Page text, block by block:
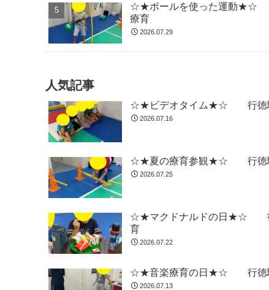
☆★ボールを使った運動★☆
療育
2026.07.29
人気記事
☆★ビデオタイム★☆ 行徳
2026.07.16
☆★夏の療育参観★☆ 行徳
2026.07.25
☆★マクドナルドの日★☆ 行
育
2026.07.22
☆★音楽療育の日★☆ 行徳
2026.07.13